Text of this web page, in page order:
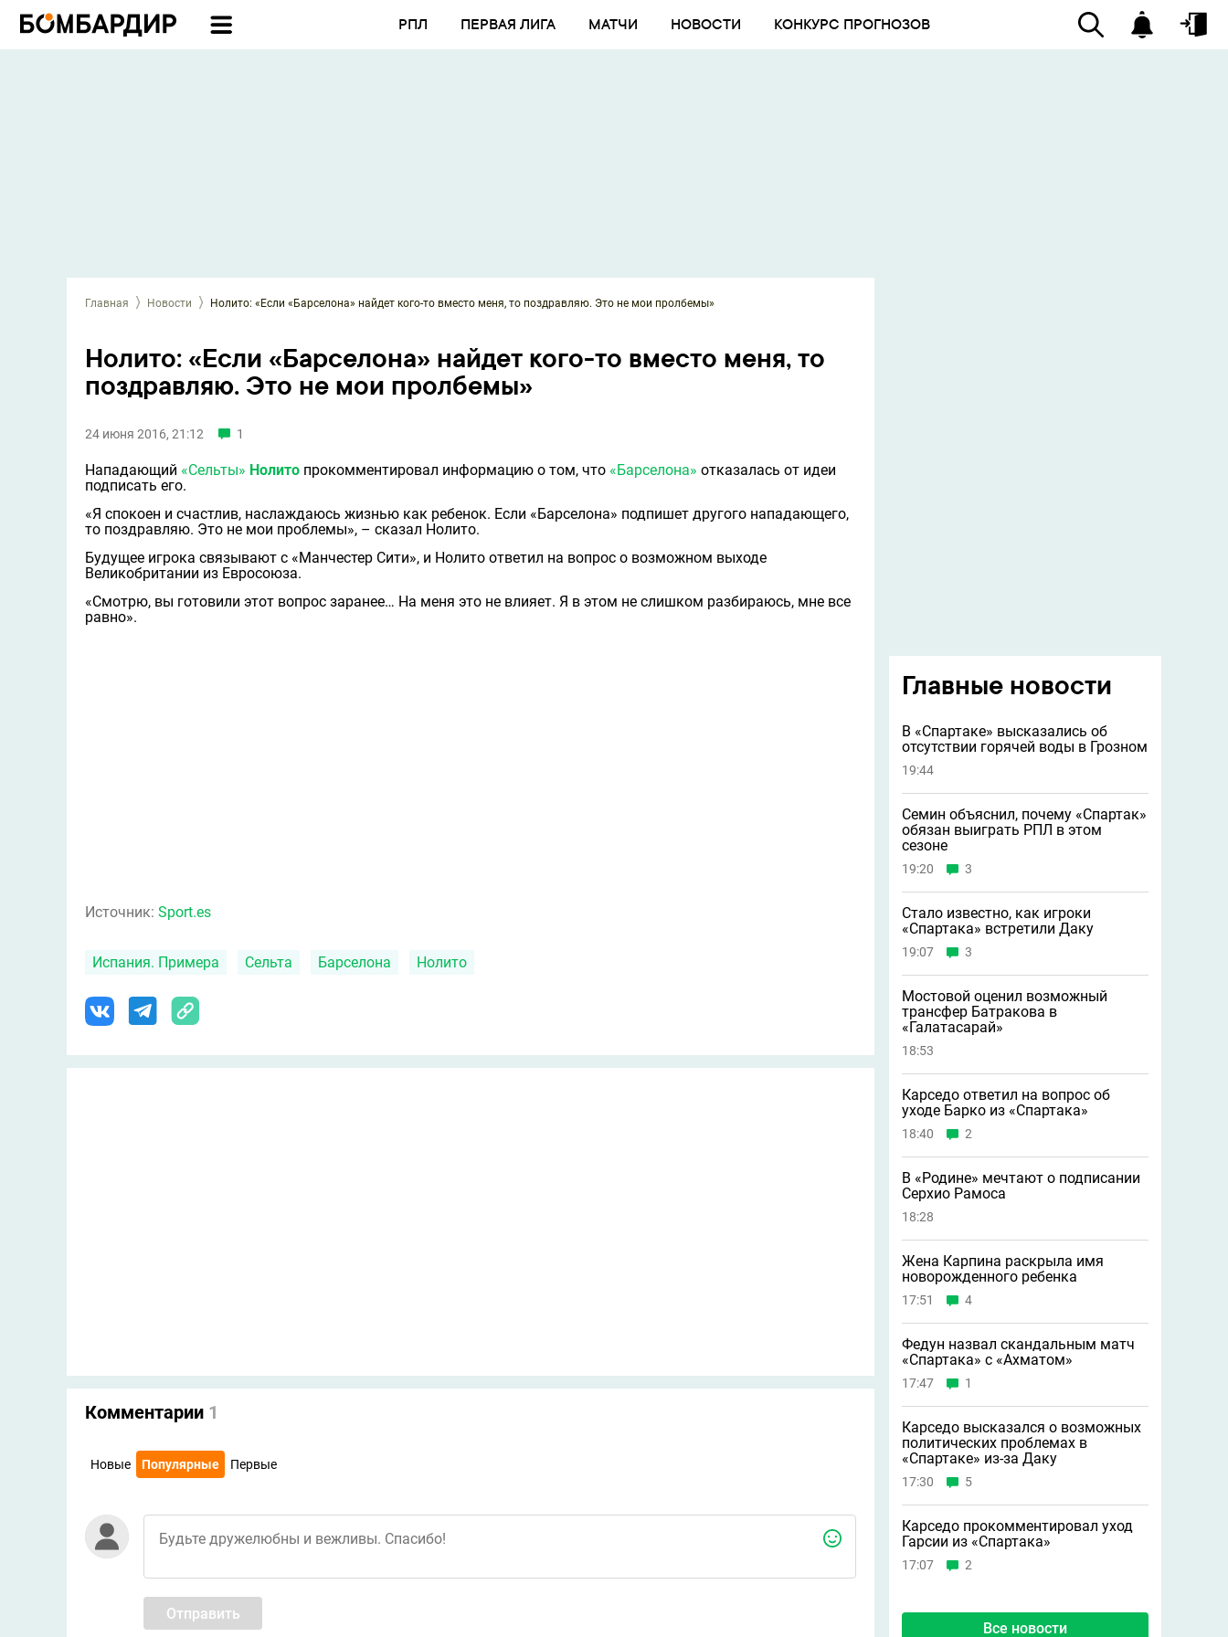
РПЛ ПЕРВАЯ ЛИГА МАТЧИ НОВОСТИ КОНКУРС ПРОГНОЗОВ
Главная Новости Нолито: «Если «Барселона» найдет кого-то вместо меня, то поздравляю. Это не мои пролбемы»
Нолито: «Если «Барселона» найдет кого-то вместо меня, то
поздравляю. Это не мои пролбемы»
24 июня 2016, 21:12 1
Нападающий «Сельты» Нолито прокомментировал информацию о том, что «Барселона» отказалась от идеи
подписать его.
«Я спокоен и счастлив, наслаждаюсь жизнью как ребенок. Если «Барселона» подпишет другого нападающего,
то поздравляю. Это не мои проблемы», – сказал Нолито.
Будущее игрока связывают с «Манчестер Сити», и Нолито ответил на вопрос о возможном выходе
Великобритании из Евросоюза.
«Смотрю, вы готовили этот вопрос заранее… На меня это не влияет. Я в этом не слишком разбираюсь, мне все
равно».
Источник: Sport.es
Испания. Примера Сельта Барселона Нолито
Комментарии 1
Новые Популярные Первые
Отправить
Главные новости
В «Спартаке» высказались об
отсутствии горячей воды в Грозном
19:44
Семин объяснил, почему «Спартак»
обязан выиграть РПЛ в этом
сезоне
19:20 3
Стало известно, как игроки
«Спартака» встретили Даку
19:07 3
Мостовой оценил возможный
трансфер Батракова в
«Галатасарай»
18:53
Карседо ответил на вопрос об
уходе Барко из «Спартака»
18:40 2
В «Родине» мечтают о подписании
Серхио Рамоса
18:28
Жена Карпина раскрыла имя
новорождeнного ребeнка
17:51 4
Федун назвал скандальным матч
«Спартака» с «Ахматом»
17:47 1
Карседо высказался о возможных
политических проблемах в
«Спартаке» из-за Даку
17:30 5
Карседо прокомментировал уход
Гарсии из «Спартака»
17:07 2
Все новости